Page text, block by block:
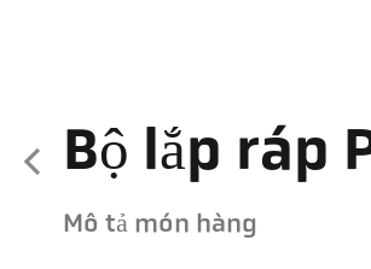
Bộ lắp ráp
Mô tả món hàng